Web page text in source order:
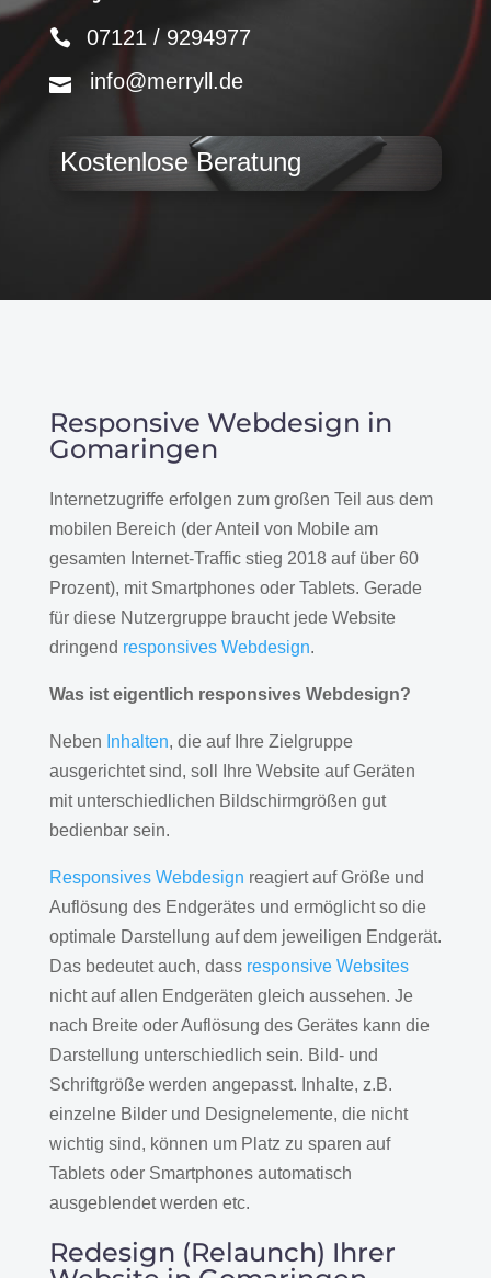
07121 / 9294977
info@merryll.de
Kostenlose Beratung
Responsive Webdesign in
Gomaringen
Internetzugriffe erfolgen zum großen Teil aus dem
mobilen Bereich (der Anteil von Mobile am
gesamten Internet-Traffic stieg 2018 auf über 60
Prozent), mit Smartphones oder Tablets. Gerade
für diese Nutzergruppe braucht jede Website
dringend responsives Webdesign.
Was ist eigentlich responsives Webdesign?
Neben Inhalten, die auf Ihre Zielgruppe
ausgerichtet sind, soll Ihre Website auf Geräten
mit unterschiedlichen Bildschirmgrößen gut
bedienbar sein.
Responsives Webdesign reagiert auf Größe und
Auflösung des Endgerätes und ermöglicht so die
optimale Darstellung auf dem jeweiligen Endgerät.
Das bedeutet auch, dass responsive Websites
nicht auf allen Endgeräten gleich aussehen. Je
nach Breite oder Auflösung des Gerätes kann die
Darstellung unterschiedlich sein. Bild- und
Schriftgröße werden angepasst. Inhalte, z.B.
einzelne Bilder und Designelemente, die nicht
wichtig sind, können um Platz zu sparen auf
Tablets oder Smartphones automatisch
ausgeblendet werden etc.
Redesign (Relaunch) Ihrer